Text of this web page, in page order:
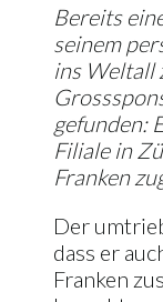
Bereits
seinem
ins Weltall
gefunden:
Filiale in
Franken
Der
dass er
Franken